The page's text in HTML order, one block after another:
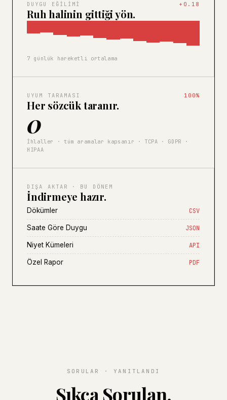
DUYGU EĞILIMI +0.18
Ruh halinin gittiği yön.
7 günlük hareketli ortalama
UYUM TARAMASI 100%
Her sözcük taranır.
0
İhlaller · tüm aramalar kapsanır · TCPA · GDPR ·
HIPAA
DIŞA AKTAR · BU DÖNEM
İndirmeye hazır.
Dökümler CSV
Saate Göre Duygu JSON
Niyet Kümeleri API
Özel Rapor PDF
SORULAR · YANITLANDI
Sıkça Sorulan.